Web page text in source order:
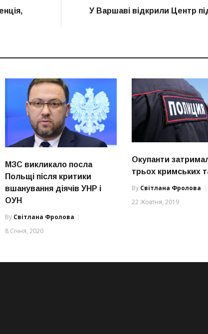
У Варшаві відкрили Центр
МЗС викликало посла
Польщі після критики
вшанування діячів УНР і
ОУН
By Світлана Фролова
8 Січня, 2020
Окупанти
трьох кримських
By Світлана Фролова
22 Жовтня, 2019